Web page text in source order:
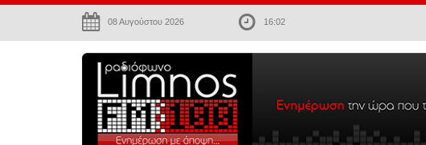
08 Αυγούστου 2026 16:02